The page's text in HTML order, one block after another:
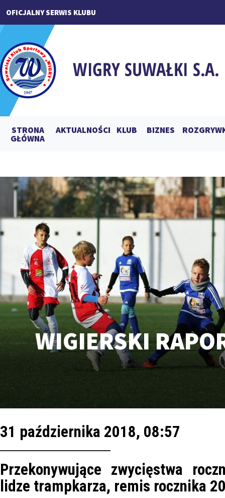
OFICJALNY SERWIS KLUBU
STRONA
GŁÓWNA
AKTUALNOŚCI KLUB BIZNES
WIGIERSKI
31 października 2018, 08:57
Przekonywujące zwycięstwa
lidze trampkarza, remis rocznika